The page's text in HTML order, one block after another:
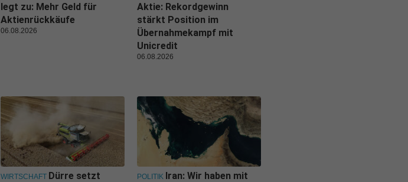
legt zu: Mehr Geld für
Aktienrückkäufe
06.08.2026
Aktie: Rekordgewinn
stärkt Position im
Übernahmekampf mit
Unicredit
06.08.2026
WIRTSCHAFT Dürre setzt
POLITIK Iran: Wir haben mit